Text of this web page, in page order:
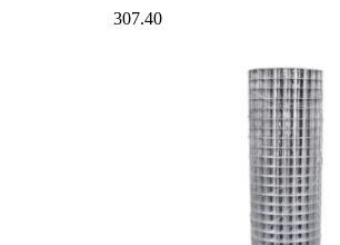
307.40